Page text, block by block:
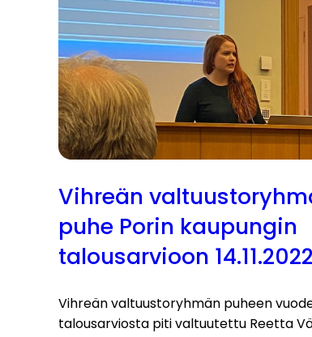
Vihreän
puhe Porin kaupungin
talousarvioon 14.11.2022
Vihreän valtuustoryhmän puheen
talousarviosta piti valtuutettu Reetta